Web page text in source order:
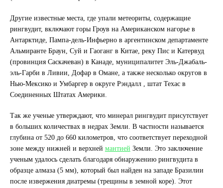
Другие известные места, где упали метеориты, содержащие
рингвудит, включают горы Гроув на Американском нагорье в
Антарктиде, Пампа-дель-Инфьерно в аргентинском департаменте
Альмиранте Браун, Суй и Гаоганг в Китае, реку Пис и Катервуд
(провинция Саскачеван) в Канаде, муниципалитет Эль-Джабаль-
эль-Гарби в Ливии, Дофар в Омане, а также несколько округов в
Нью-Мексико и Умбаргер в округе Рэндалл , штат Техас в
Соединенных Штатах Америки.
Так же ученые утверждают, что минерал рингвудит присутствует
в больших количествах в недрах Земли. В частности называется
глубина от 520 до 660 километров, что соответствует переходной
зоне между нижней и верхней мантией Земли. Это заключение
ученым удалось сделать благодаря обнаружению рингвудита в
образце алмаза (5 мм), который был найден на западе Бразилии
после извержения диатремы (трещины в земной коре). Этот